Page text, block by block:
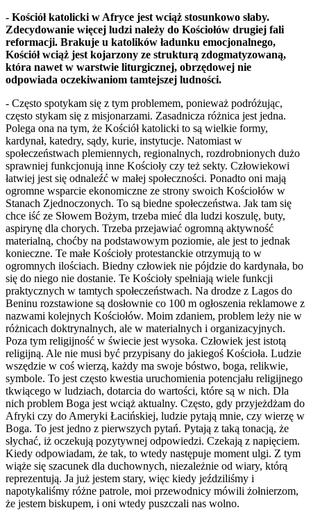
- Kościół katolicki w Afryce jest wciąż stosunkowo słaby.
Zdecydowanie więcej ludzi należy do Kościołów drugiej fali
reformacji. Brakuje u katolików ładunku emocjonalnego,
Kościół wciąż jest kojarzony ze strukturą zdogmatyzowaną,
która nawet w warstwie liturgicznej, obrzędowej nie
odpowiada oczekiwaniom tamtejszej ludności.
- Często spotykam się z tym problemem, ponieważ podróżując,
często stykam się z misjonarzami. Zasadnicza różnica jest jedna.
Polega ona na tym, że Kościół katolicki to są wielkie formy,
kardynał, katedry, sądy, kurie, instytucje. Natomiast w
społeczeństwach plemiennych, regionalnych, rozdrobnionych dużo
sprawniej funkcjonują inne Kościoły czy też sekty. Człowiekowi
łatwiej jest się odnaleźć w małej społeczności. Ponadto oni mają
ogromne wsparcie ekonomiczne ze strony swoich Kościołów w
Stanach Zjednoczonych. To są biedne społeczeństwa. Jak tam się
chce iść ze Słowem Bożym, trzeba mieć dla ludzi koszulę, buty,
aspirynę dla chorych. Trzeba przejawiać ogromną aktywność
materialną, choćby na podstawowym poziomie, ale jest to jednak
konieczne. Te małe Kościoły protestanckie otrzymują to w
ogromnych ilościach. Biedny człowiek nie pójdzie do kardynała, bo
się do niego nie dostanie. Te Kościoły spełniają wiele funkcji
praktycznych w tamtych społeczeństwach. Na drodze z Lagos do
Beninu rozstawione są dosłownie co 100 m ogłoszenia reklamowe z
nazwami kolejnych Kościołów. Moim zdaniem, problem leży nie w
różnicach doktrynalnych, ale w materialnych i organizacyjnych.
Poza tym religijność w świecie jest wysoka. Człowiek jest istotą
religijną. Ale nie musi być przypisany do jakiegoś Kościoła. Ludzie
wszędzie w coś wierzą, każdy ma swoje bóstwo, boga, relikwie,
symbole. To jest często kwestia uruchomienia potencjału religijnego
tkwiącego w ludziach, dotarcia do wartości, które są w nich. Dla
nich problem Boga jest wciąż aktualny. Często, gdy przyjeżdżam do
Afryki czy do Ameryki Łacińskiej, ludzie pytają mnie, czy wierzę w
Boga. To jest jedno z pierwszych pytań. Pytają z taką tonacją, że
słychać, iż oczekują pozytywnej odpowiedzi. Czekają z napięciem.
Kiedy odpowiadam, że tak, to wtedy następuje moment ulgi. Z tym
wiąże się szacunek dla duchownych, niezależnie od wiary, którą
reprezentują. Ja już jestem stary, więc kiedy jeździliśmy i
napotykaliśmy różne patrole, moi przewodnicy mówili żołnierzom,
że jestem biskupem, i oni wtedy puszczali nas wolno.